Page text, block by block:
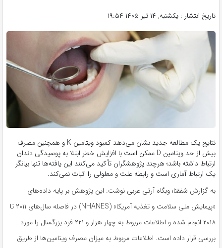
تاریخ انتشار : یکشنبه, ۱۴ تیر ۱۴۰۵ ۱۹:۵۴
نتایج یک مطالعه جدید نشان می‌دهد کمبود ویتامین K و همچنین مصرف
بیش از حد ویتامین D ممکن است با افزایش خطر ابتلا به پوسیدگی دندان
ارتباط داشته باشد؛ هرچند پژوهشگران تأکید می‌کنند این یافته‌ها تنها بیانگر
یک ارتباط آماری است و رابطه علت و معلولی را اثبات نمی‌کند.
به گزارش شفقنا؛ وبگاه آرتی عربی نوشت: این پژوهش بر پایه داده‌های
«پیمایش ملی سلامت و تغذیه آمریکا» (NHANES) در فاصله سال‌های ۲۰۱۱ تا
۲۰۱۸ انجام شده و اطلاعات مربوط به چهار هزار و ۲۲۱ فرد بزرگسال را مورد
بررسی قرار داده است. اطلاعات مربوط به میزان مصرف ویتامین‌ها از طریق